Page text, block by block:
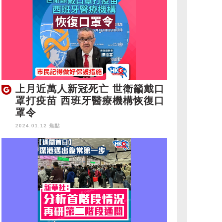
上月近萬人新冠死亡 世衛籲戴口
罩打疫苗 西班牙醫療機構恢復口
罩令
2024.01.12 焦點